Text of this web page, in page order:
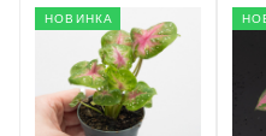
НОВИНКА